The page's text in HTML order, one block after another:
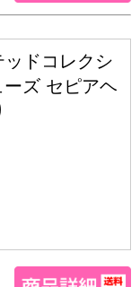
ドコレクシ
ズ セピアヘ